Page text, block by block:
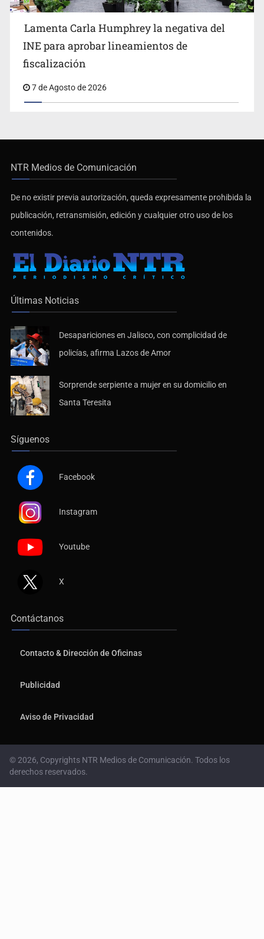
Lamenta Carla Humphrey la negativa del
INE para aprobar lineamientos de
fiscalización
7 de Agosto de 2026
NTR Medios de Comunicación
De no existir previa autorización, queda expresamente prohibida la
publicación, retransmisión, edición y cualquier otro uso de los
contenidos.
Últimas Noticias
Desapariciones en Jalisco, con complicidad de
policías, afirma Lazos de Amor
Sorprende serpiente a mujer en su domicilio en
Santa Teresita
Síguenos
Facebook
Instagram
Youtube
X
Contáctanos
Contacto & Dirección de Oficinas
Publicidad
Aviso de Privacidad
© 2026, Copyrights NTR Medios de Comunicación. Todos los
derechos reservados.